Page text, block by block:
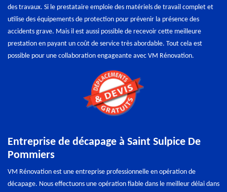
des travaux. Si le prestataire emploie des matériels de travail complet et
utilise des équipements de protection pour prévenir la présence des
accidents grave. Mais il est aussi possible de recevoir cette meilleure
prestation en payant un coût de service très abordable. Tout cela est
possible pour une collaboration engageante avec VM Rénovation.
Entreprise de décapage à Saint Sulpice De
Pommiers
VM Rénovation est une entreprise professionnelle en opération de
décapage. Nous effectuons une opération fiable dans le meilleur délai dans